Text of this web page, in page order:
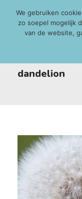
dandelion
We gebruiken
zo soepel mogelijk
van de website,